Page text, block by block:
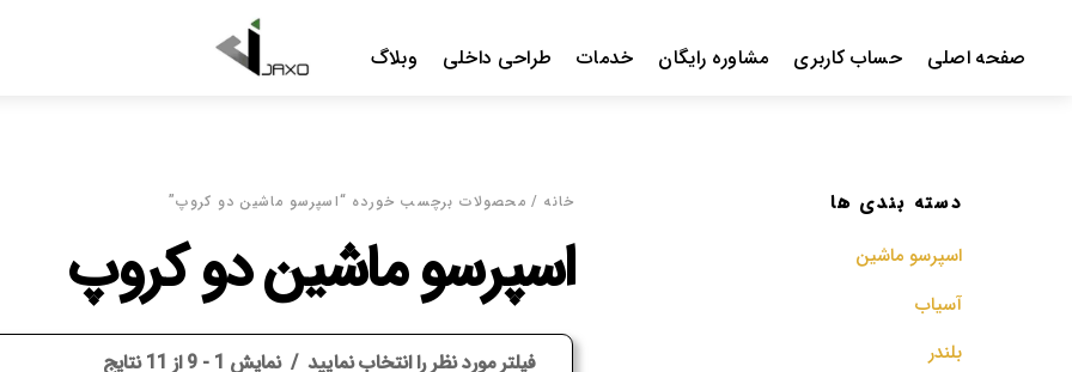
صفحه اصلی حساب کاربری مشاوره رایگان خدمات طراحی داخلی وبلاگ
خانه / محصولات برچسب خورده “اسپرسو ماشین دو کروپ”
اسپرسو ماشین دو کروپ
فیلتر مورد نظر را انتخاب نمایید نمایش 1 - 9 از 11 نتایج
دسته بندی ها
اسپرسو‌ ماشین
آسیاب
بلندر